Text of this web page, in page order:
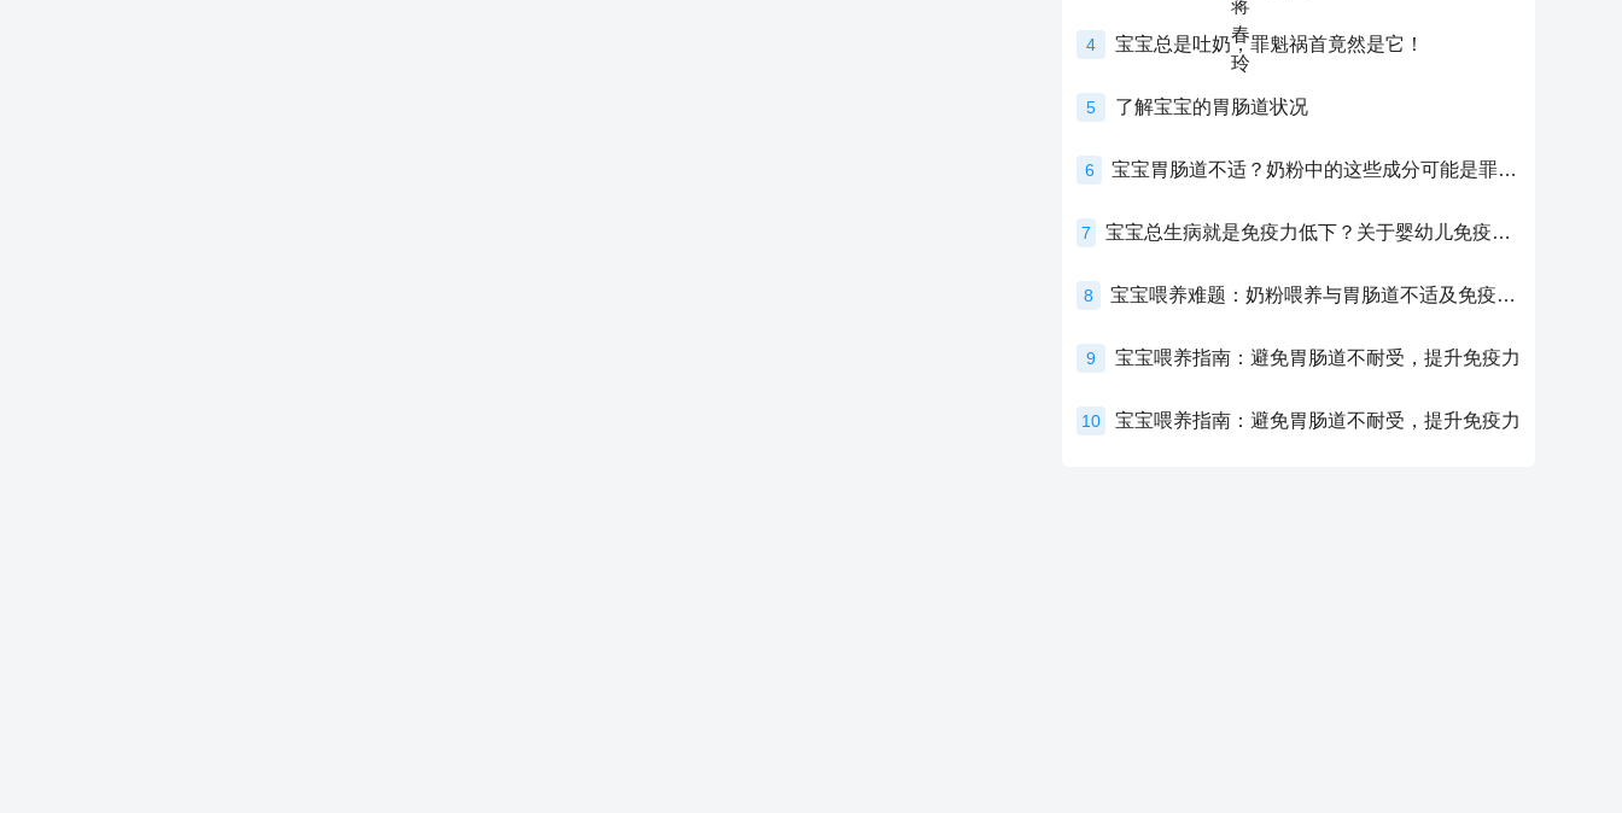
4 宝宝总是吐奶，罪魁祸首竟然是它！
5 了解宝宝的胃肠道状况
6 宝宝胃肠道不适？奶粉中的这些成分可能是罪魁祸首！
7 宝宝总生病就是免疫力低下？关于婴幼儿免疫力的真相，家长必须了解！
8 宝宝喂养难题：奶粉喂养与胃肠道不适及免疫力提升的奥秘
9 宝宝喂养指南：避免胃肠道不耐受，提升免疫力
10 宝宝喂养指南：避免胃肠道不耐受，提升免疫力